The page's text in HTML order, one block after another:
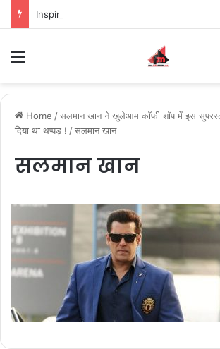
Home /सलमान खान ने खुलेआम कॉफी शॉप में इस
दिया था थप्पड़ ! /सलमान खान
सलमान खान